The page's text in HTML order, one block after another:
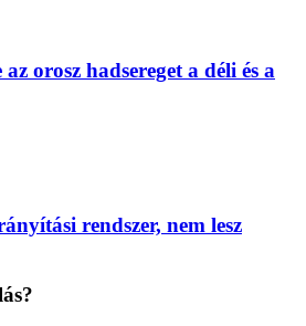
orosz hadsereget a déli és a
rendszer, nem lesz